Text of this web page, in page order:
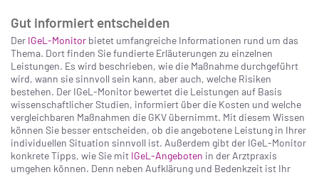
Gut informiert entscheiden
Der IGeL-Monitor bietet umfangreiche Informationen rund um das
Thema. Dort finden Sie fundierte Erläuterungen zu einzelnen
Leistungen. Es wird beschrieben, wie die Maßnahme durchgeführt
wird, wann sie sinnvoll sein kann, aber auch, welche Risiken
bestehen. Der IGeL-Monitor bewertet die Leistungen auf Basis
wissenschaftlicher Studien, informiert über die Kosten und welche
vergleichbaren Maßnahmen die GKV übernimmt. Mit diesem Wissen
können Sie besser entscheiden, ob die angebotene Leistung in Ihrer
individuellen Situation sinnvoll ist. Außerdem gibt der IGeL-Monitor
konkrete Tipps, wie Sie mit IGeL-Angeboten in der Arztpraxis
umgehen können. Denn neben Aufklärung und Bedenkzeit ist Ihr